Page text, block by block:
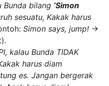
Bunda bilang ‘Simon
sesuatu, Kakak harus
Simon says, jump! ->
kalau Bunda TIDAK
harus diam
es. Jangan bergerak